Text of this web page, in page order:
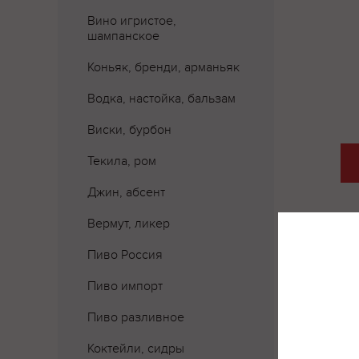
Вино игристое,
шампанское
Коньяк, бренди, арманьяк
Водка, настойка, бальзам
Виски, бурбон
Текила, ром
Джин, абсент
Вермут, ликер
Пиво Россия
Пиво импорт
Пиво разливное
Коктейли, сидры